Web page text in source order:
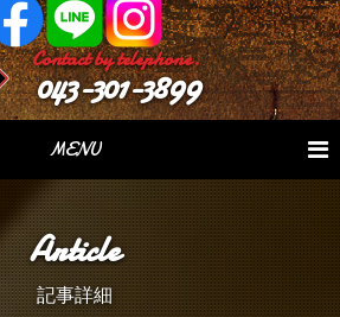
Contact by telephone.
043-301-3899
MENU
Our Serivce Stock List
在庫車情報
Parts Sales Case Study
作業日誌
Article
記事詳細